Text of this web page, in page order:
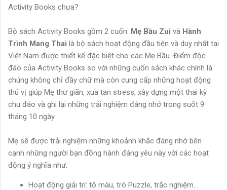
Activity Books chưa?
Bộ sách Activity Books gồm 2 cuốn: Mẹ Bầu Zui và Hành
Trình Mang Thai là bộ sách hoạt động đầu tiên và duy nhất tại
Việt Nam được thiết kế đặc biệt cho các Mẹ Bầu. Điểm độc
đáo của Activity Books so với những cuốn sách khác chính là
chúng không chỉ đầy chữ mà còn cung cấp những hoạt động
thú vị giúp Mẹ thư giãn, xua tan stress, xây dựng một thai kỳ
chu đáo và ghi lại những trải nghiệm đáng nhớ trong suốt 9
tháng 10 ngày.
Mẹ sẽ được trải nghiệm những khoảnh khắc đáng nhớ bên
cạnh những người bạn đồng hành đáng yêu này với các hoạt
động ý nghĩa như:
Hoạt động giải trí: tô màu, trò Puzzle, trắc nghiệm...